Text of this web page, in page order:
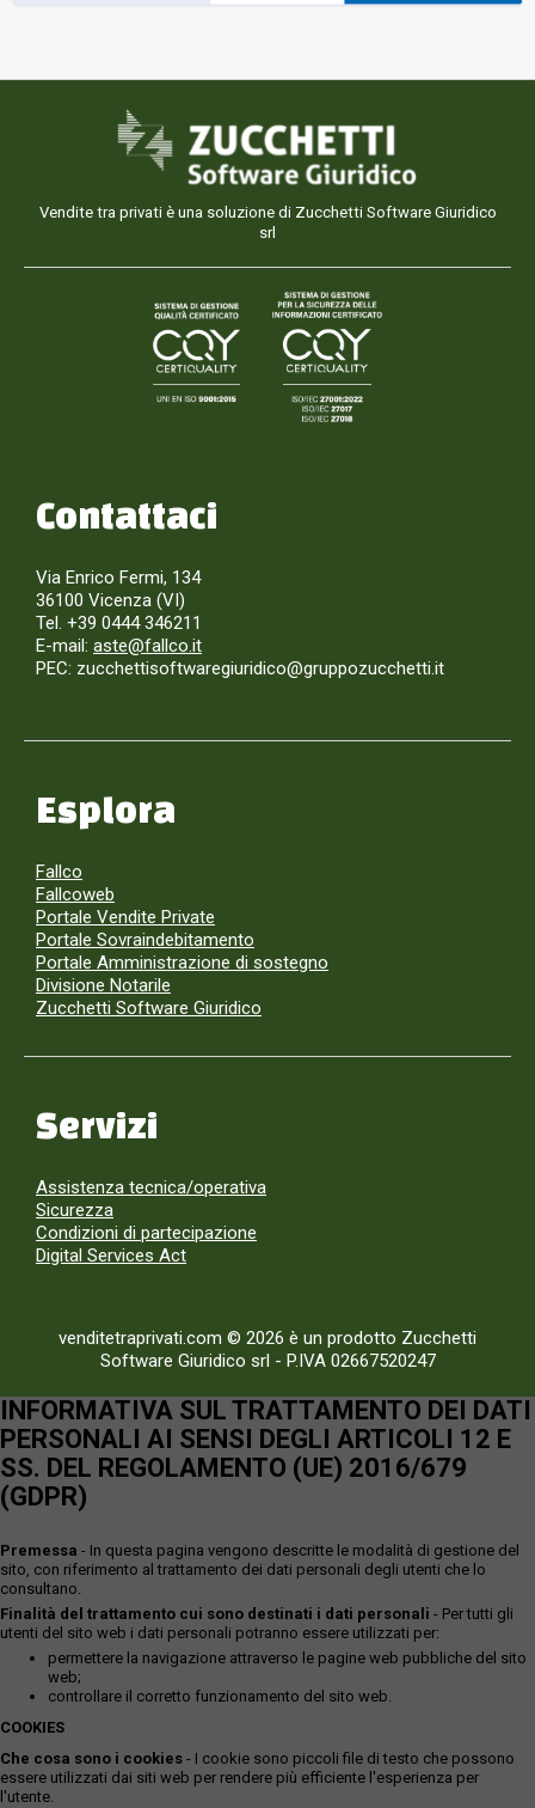
Vendite tra privati è una soluzione di Zucchetti Software Giuridico
srl
Contattaci
Via Enrico Fermi, 134
36100 Vicenza (VI)
Tel. +39 0444 346211
E-mail: aste@fallco.it
PEC: zucchettisoftwaregiuridico@gruppozucchetti.it
Esplora
Fallco
Fallcoweb
Portale Vendite Private
Portale Sovraindebitamento
Portale Amministrazione di sostegno
Divisione Notarile
Zucchetti Software Giuridico
Servizi
Assistenza tecnica/operativa
Sicurezza
Condizioni di partecipazione
Digital Services Act
venditetraprivati.com © 2026 è un prodotto Zucchetti
Software Giuridico srl - P.IVA 02667520247
INFORMATIVA SUL TRATTAMENTO DEI DATI
PERSONALI AI SENSI DEGLI ARTICOLI 12 E
SS. DEL REGOLAMENTO (UE) 2016/679
(GDPR)
Premessa - In questa pagina vengono descritte le modalità di gestione del
sito, con riferimento al trattamento dei dati personali degli utenti che lo
consultano.
Finalità del trattamento cui sono destinati i dati personali - Per tutti gli
utenti del sito web i dati personali potranno essere utilizzati per:
permettere la navigazione attraverso le pagine web pubbliche del sito
web;
controllare il corretto funzionamento del sito web.
COOKIES
Che cosa sono i cookies - I cookie sono piccoli file di testo che possono
essere utilizzati dai siti web per rendere più efficiente l'esperienza per
l'utente.